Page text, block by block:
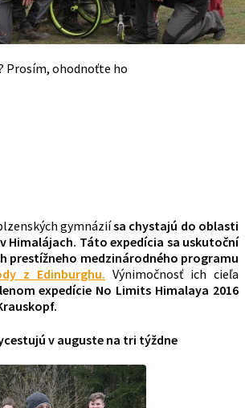
Prosím, ohodnoťte ho
gymnáziísa chystajú do oblasti
Himalájach. Táto expedícia sa uskutoční
prestížneho medzinárodného programu
z Edinburghu. Výnimočnosť ich cieľa
expedície No Limits Himalaya 2016
v auguste na tri týždne